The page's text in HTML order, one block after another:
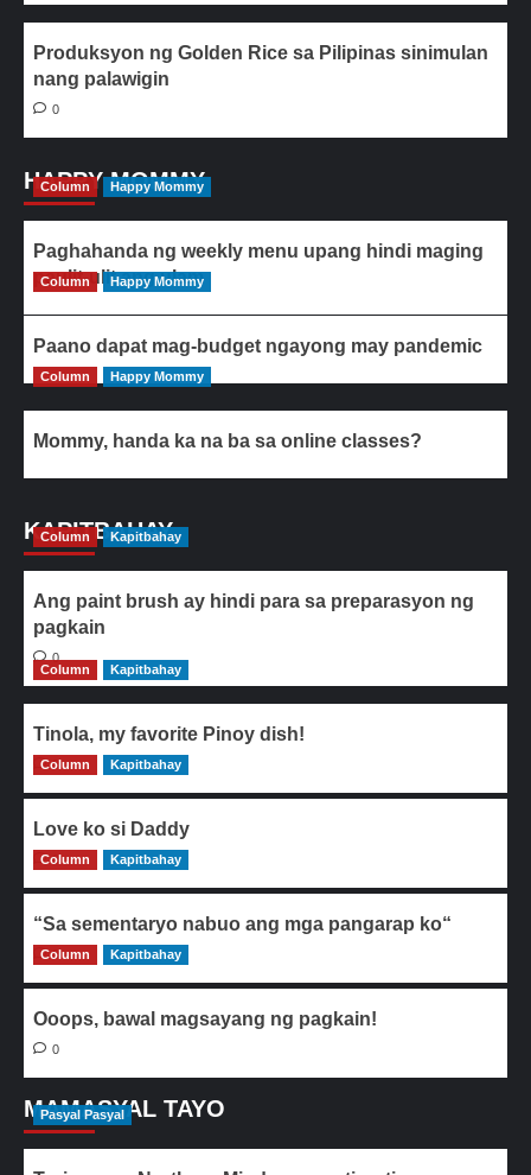
Produksyon ng Golden Rice sa Pilipinas sinimulan
nang palawigin
0
HAPPY MOMMY
Column Happy Mommy
Paghahanda ng weekly menu upang hindi maging
paulit-ulit ang ulam
Column Happy Mommy
Paano dapat mag-budget ngayong may pandemic
Column Happy Mommy
Mommy, handa ka na ba sa online classes?
KAPITBAHAY
Column Kapitbahay
Ang paint brush ay hindi para sa preparasyon ng
pagkain
0
Column
Kapitbahay
Tinola, my favorite Pinoy dish!
0
Column Kapitbahay
Love ko si Daddy
0
Column Kapitbahay
“Sa sementaryo nabuo ang mga pangarap ko“
0
Column Kapitbahay
Ooops, bawal magsayang ng pagkain!
0
MAMASYAL TAYO
Pasyal Pasyal